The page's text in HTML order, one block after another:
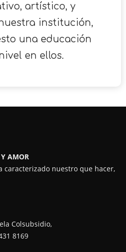
artístico, y
institución,
una educación
en ellos.
AMOR
caracterizado nuestro que hacer,
Colsubsidio,
8169